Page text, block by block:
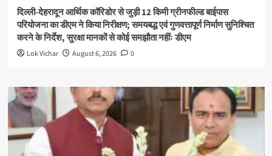
दिल्ली-देहरादून आर्थिक कॉरिडोर से जुड़ी 12 किमी ग्रीनफील्ड बाईपास
परियोजना का डीएम ने किया निरीक्षण; समयबद्ध एवं गुणवत्तापूर्ण निर्माण सुनिश्चित
करने के निर्देश, सुरक्षा मानकों से कोई समझौता नहींः डीएम
Lok Vichar August 6, 2026 0